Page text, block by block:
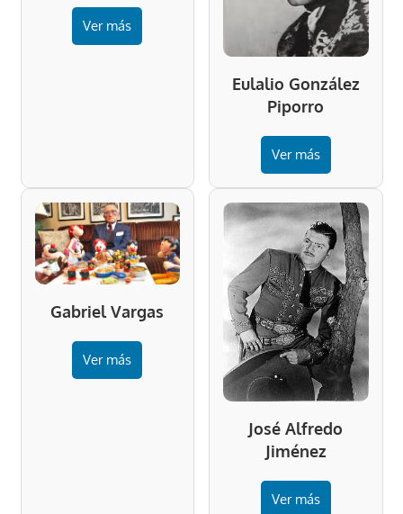
Ver más
Eulalio González
Piporro
Ver más
Gabriel Vargas
Ver más
José Alfredo
Jiménez
Ver más